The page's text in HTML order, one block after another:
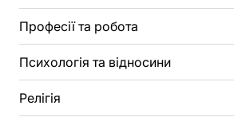
Професії та робота
Психологія та відносини
Релігія